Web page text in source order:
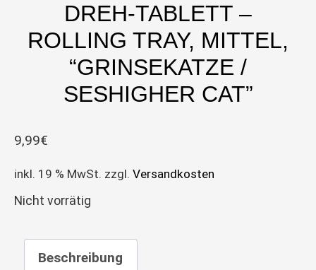
DREH-TABLETT –
ROLLING TRAY, MITTEL,
“GRINSEKATZE /
SESHIGHER CAT”
9,99€
inkl. 19 % MwSt. zzgl. Versandkosten
Nicht vorrätig
Beschreibung